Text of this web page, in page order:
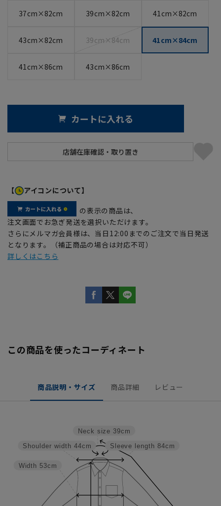
37cm×82cm 39cm×82cm 41cm×82cm
43cm×82cm 39cm×84cm 41cm×84cm
41cm×86cm 43cm×86cm
カートに入れる
【 アイコンについて】
の表示の商品は、
注文画面でお急ぎ発送を選択いただけます。
さらにメルマガ会員様は、当日12:00までのご注文で当日発送
となります。（補正商品の場合は対応不可）
詳しくはこちら
この商品を使ったコーディネート
商品説明・サイズ 商品詳細 レビュー
Sleeve length 84cm
Neck size 39cm
Width 53cm
Shoulder width 44cm